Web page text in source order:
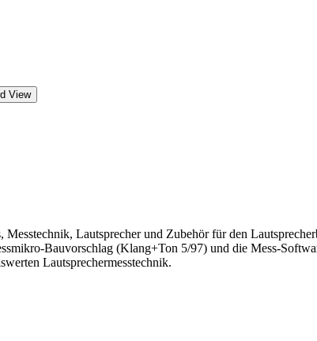
View
Lautsprecher und Zubehör für den
Bauvorschlag (Klang+Ton 5/97) und die Mess-
Lautsprechermesstechnik.